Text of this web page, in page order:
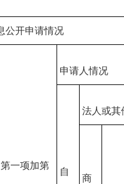
公开申请情况
一项加第
申请人情况
自
法人或其
商